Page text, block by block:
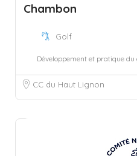
Chambon
Golf
Développement et pratique du
CC du Haut Lignon